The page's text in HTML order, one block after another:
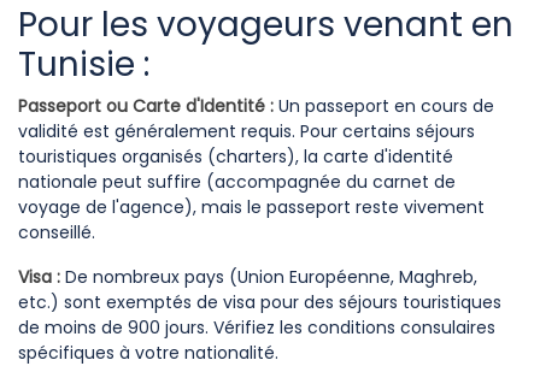
Pour les voyageurs venant en
Tunisie :
Passeport ou Carte d'Identité : Un passeport en cours de
validité est généralement requis. Pour certains séjours
touristiques organisés (charters), la carte d'identité
nationale peut suffire (accompagnée du carnet de
voyage de l'agence), mais le passeport reste vivement
conseillé.
Visa : De nombreux pays (Union Européenne, Maghreb,
etc.) sont exemptés de visa pour des séjours touristiques
de moins de 900 jours. Vérifiez les conditions consulaires
spécifiques à votre nationalité.